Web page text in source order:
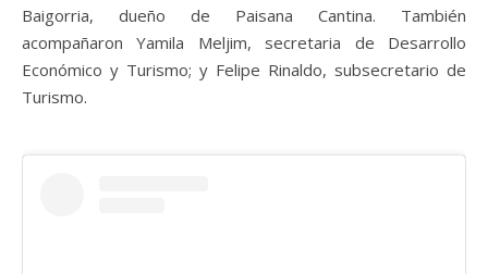
Baigorria, dueño de Paisana Cantina. También
acompañaron Yamila Meljim, secretaria de Desarrollo
Económico y Turismo; y Felipe Rinaldo, subsecretario de
Turismo.